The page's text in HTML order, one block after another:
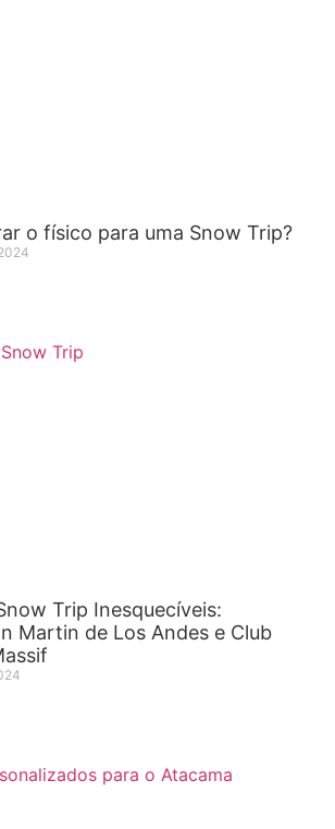
o físico para uma Snow Trip?
Trip Inesquecíveis:
Martin de Los Andes e Club